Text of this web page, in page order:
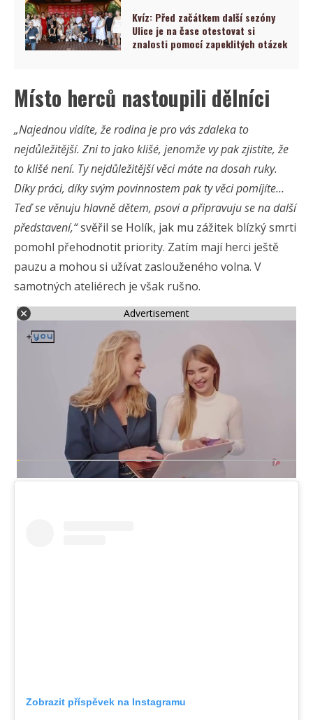
Kvíz: Před začátkem další sezóny
Ulice je na čase otestovat si
znalosti pomocí zapeklitých otázek
Místo herců nastoupili dělníci
„Najednou vidíte, že rodina je pro vás zdaleka to
nejdůležitější. Zni to jako klišé, jenomže vy pak zjistíte, že
to klišé není. Ty nejdůležitější věci máte na dosah ruky.
Díky práci, díky svým povinnostem pak ty věci pomíjíte…
Teď se věnuju hlavně dětem, psovi a připravuju se na další
představení,“svěřil se Holík, jak mu zážitek blízký smrti
pomohl přehodnotit priority. Zatím mají herci ještě
pauzu a mohou si užívat zaslouženého volna. V
samotných ateliérech je však rušno.
Advertisement
Zobrazit příspěvek na Instagramu